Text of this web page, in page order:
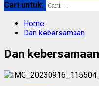
Cari untuk:
Home
Dan kebersamaan
Dan kebersamaan